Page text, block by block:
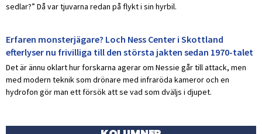
sedlar?” Då var tjuvarna redan på flykt i sin hyrbil.
Erfaren monsterjägare? Loch Ness Center i Skottland
efterlyser nu frivilliga till den största jakten sedan 1970-talet
Det är ännu oklart hur forskarna agerar om Nessie går till attack, men
med modern teknik som drönare med infraröda kameror och en
hydrofon gör man ett försök att se vad som dväljs i djupet.